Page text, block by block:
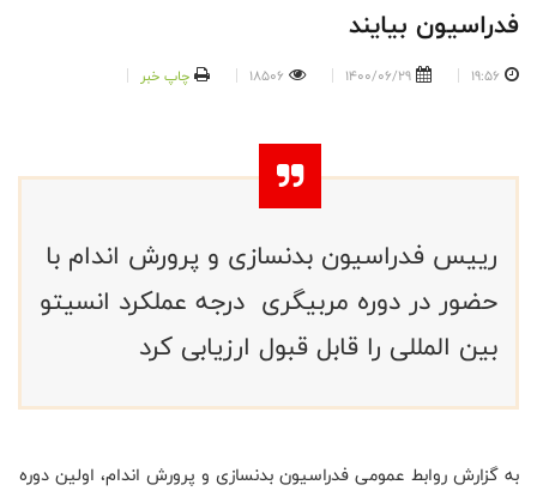
فدراسیون بیایند
19:56
1400/06/29
18506 چاپ خبر
رییس فدراسیون بدنسازی و پرورش اندام با
حضور در دوره مربیگری درجه عملکرد انسیتو
بین المللی را قابل قبول ارزیابی کرد
به گزارش روابط عمومی فدراسیون بدنسازی و پرورش اندام، اولین دوره